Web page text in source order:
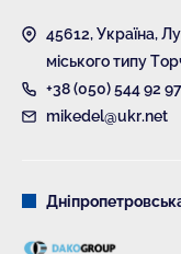
45612, Україна,
міського типу
+38 (050) 544 92 97
mikedel@ukr.net